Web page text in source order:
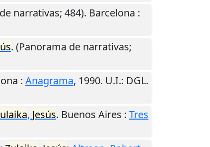
narrativas; 484). Barcelona :
. (Panorama de narrativas;
: Anagrama, 1990. U.I.: DGL.
, Jesús. Buenos Aires : Tres